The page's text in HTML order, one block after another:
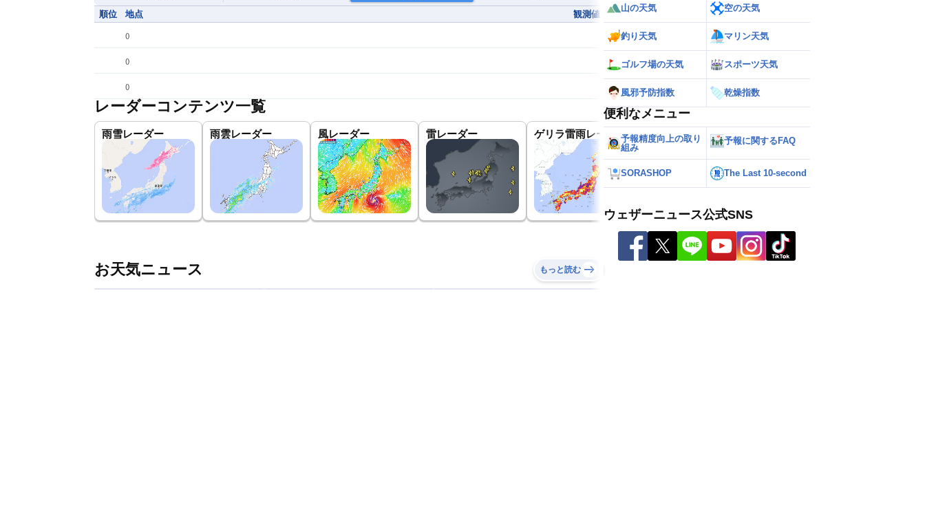
順位 地点 観測値
()
()
()
レーダーコンテンツ一覧
雨雪レーダー 雨雲レーダー 風レーダー 雷レーダー ゲリラ雷雨レーダー 世界の雨雲レーダー
お天気ニュース もっと読む
山の天気 空の天気
釣り天気 マリン天気
ゴルフ場の天気 スポーツ天気
風邪予防指数 乾燥指数
便利なメニュー
予報精度向上の取り
組み
予報に関するFAQ
SORASHOP The Last 10-second
ウェザーニュース公式SNS